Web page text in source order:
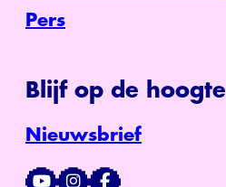
Pers
Blijf op de hoogte
Nieuwsbrief